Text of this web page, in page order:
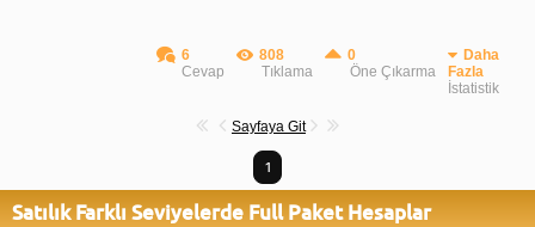
6
Cevap
808
Tıklama
0
Öne Çıkarma
Daha
Fazla
İstatistik
Sayfaya Git
1
Satılık Farklı Seviyelerde Full Paket Hesaplar